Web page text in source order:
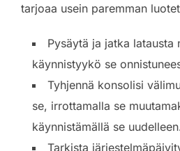
tarjoaa usein paremman
Pysäytä ja jatka latausta
käynnistyykö se
Tyhjennä konsolisi
se, irrottamalla se
käynnistämällä se
Tarkista